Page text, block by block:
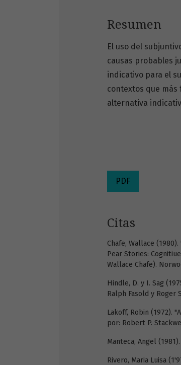
Resumen
El uso del
causas probables
indicativo para el
contextos que
alternativa
PDF
Citas
Chafe, Wallace
Pear Stories:
Wallace Chafe).
Hindle, D. y I. Sag
Ralph Fasold y Roger
Lakoff, Robin (1972).
por: Robert P.
Manteca, Angel
Rivero, Maria Luisa